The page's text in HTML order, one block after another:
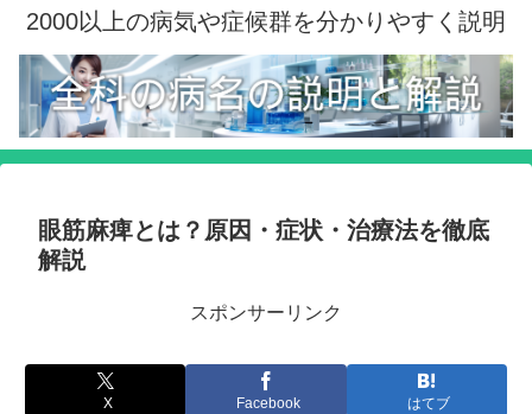
2000以上の病気や症候群を分かりやすく説明
眼筋麻痺とは？原因・症状・治療法を徹底
解説
スポンサーリンク
X Facebook はてブ